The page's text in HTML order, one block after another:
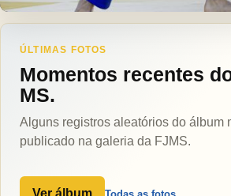
ÚLTIMAS FOTOS
Momentos recentes
MS.
Alguns registros aleatórios do álbum
publicado na galeria da FJMS.